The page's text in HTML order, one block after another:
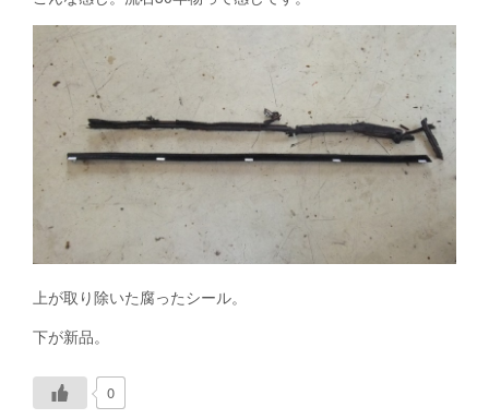
上が取り除いた腐ったシール。
下が新品。
0